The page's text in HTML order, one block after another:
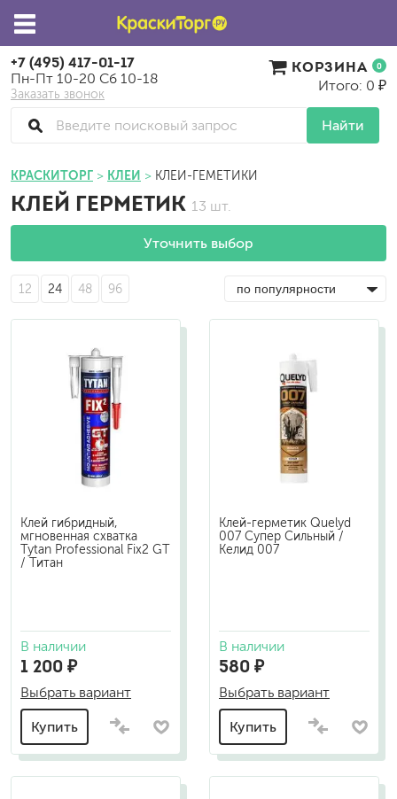
+7 (495) 417-01-17
Пн-Пт 10-20 Сб 10-18
Заказать звонок
Найти
КОРЗИНА 0
Итого: 0 ₽
КРАСКИТОРГ КЛЕИ КЛЕИ-ГЕМЕТИКИ
КЛЕЙ ГЕРМЕТИК 13 шт.
Уточнить выбор
12 24 48 96
Клей гибридный,
мгновенная схватка
Tytan Professional Fix2 GT
/ Титан
В наличии
1 200 ₽
Выбрать вариант
Купить
Клей-герметик Quelyd
007 Супер Сильный /
Келид 007
В наличии
580 ₽
Выбрать вариант
Купить